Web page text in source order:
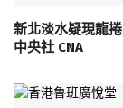
新北淡水疑現龍
中央社 CNA